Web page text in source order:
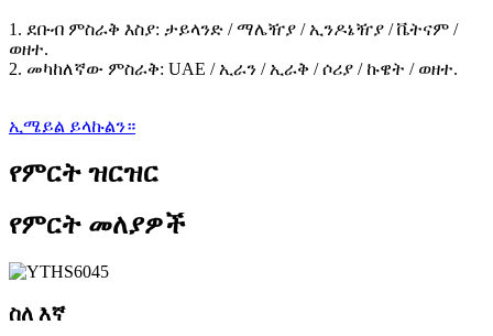
1. ደቡብ ምስራቅ እስያ: ታይላንድ / ማሌዥያ / ኢንዶኔዥያ / ቬትናም /
ወዘተ.
2. መካከለኛው ምስራቅ: UAE / ኢራን / ኢራቅ / ሶሪያ / ኩዌት / ወዘተ.
ኢሜይል ይላኩልን።
የምርት ዝርዝር
የምርት መለያዎች
ስለ እኛ